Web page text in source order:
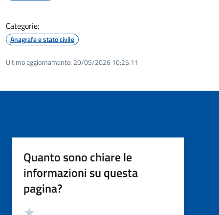
Categorie:
Anagrafe e stato civile
Ultimo aggiornamento: 20/05/2026 10:25.11
Quanto sono chiare le
informazioni su questa
pagina?
Valutazione